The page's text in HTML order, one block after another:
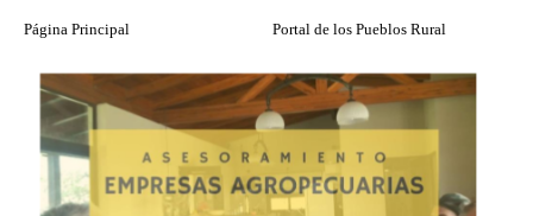
Página Principal Portal de los Pueblos Rural